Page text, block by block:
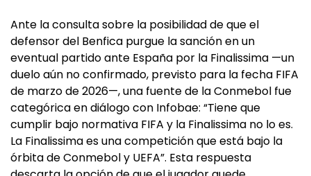
Ante la consulta sobre la posibilidad de que el
defensor del Benfica purgue la sanción en un
eventual partido ante España por la Finalissima —un
duelo aún no confirmado, previsto para la fecha FIFA
de marzo de 2026—, una fuente de la Conmebol fue
categórica en diálogo con Infobae: “Tiene que
cumplir bajo normativa FIFA y la Finalissima no lo es.
La Finalissima es una competición que está bajo la
órbita de Conmebol y UEFA”. Esta respuesta